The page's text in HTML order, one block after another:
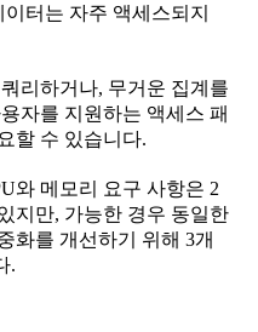
터는 자주 액세스되지
리하거나, 무거운 집계를
자를 지원하는 액세스 패
할 수 있습니다.
와 메모리 요구 사항은 2
지만, 가능한 경우 동일한
화를 개선하기 위해 3개
.